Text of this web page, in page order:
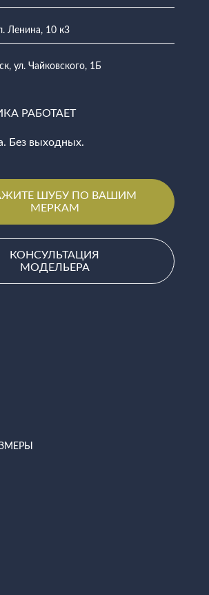
Ленина, 10 к3
ул. Чайковского, 1Б
РАБОТАЕТ
Без выходных.
ШУБУ ПО ВАШИМ
МЕРКАМ
КОНСУЛЬТАЦИЯ
МОДЕЛЬЕРА